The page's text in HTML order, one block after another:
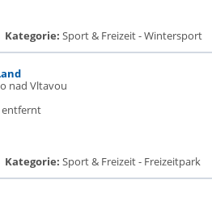
Kategorie: Sport & Freizeit - Wintersport
nad Vltavou
entfernt
Kategorie: Sport & Freizeit - Freizeitpark